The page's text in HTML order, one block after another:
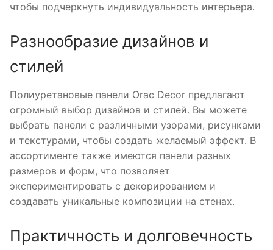
чтобы подчеркнуть индивидуальность интерьера.
Разнообразие дизайнов и
стилей
Полиуретановые панели Orac Decor предлагают
огромный выбор дизайнов и стилей. Вы можете
выбрать панели с различными узорами, рисунками
и текстурами, чтобы создать желаемый эффект. В
ассортименте также имеются панели разных
размеров и форм, что позволяет
экспериментировать с декорированием и
создавать уникальные композиции на стенах.
Практичность и долговечность